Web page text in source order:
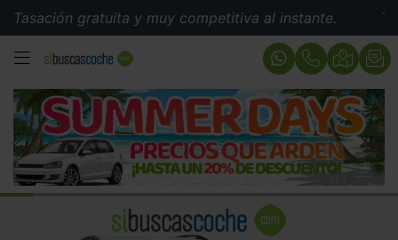
gratuita y muy competitiva al instante.
MENÚ